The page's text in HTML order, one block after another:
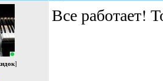
]
Все работает!